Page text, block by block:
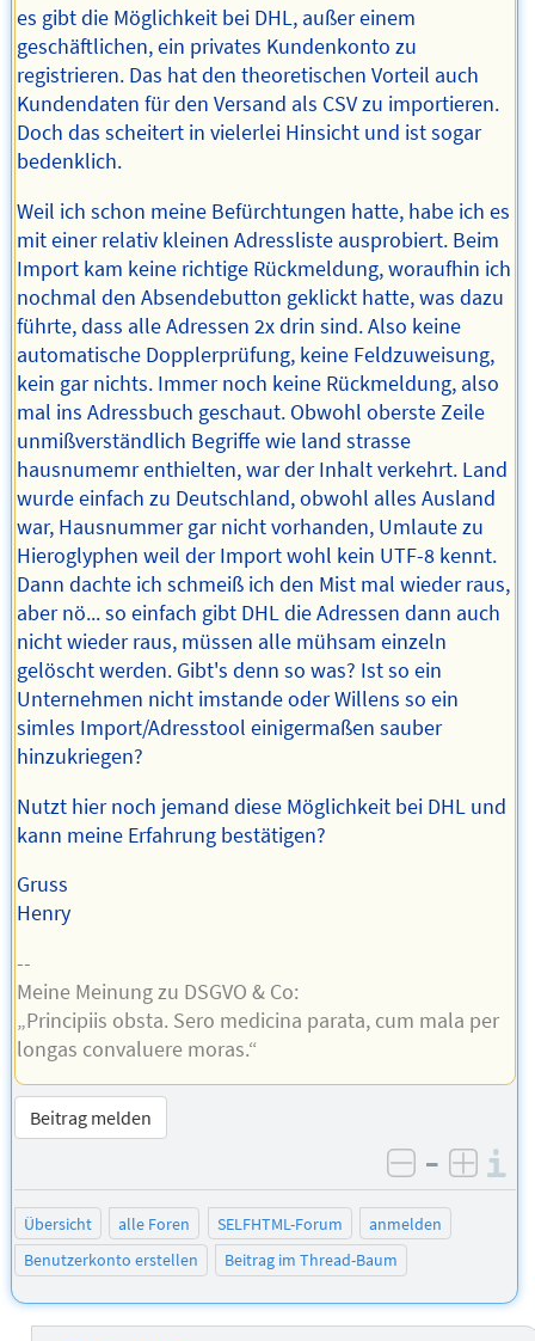
es gibt die Möglichkeit bei DHL, außer einem
geschäftlichen, ein privates Kundenkonto zu
registrieren. Das hat den theoretischen Vorteil auch
Kundendaten für den Versand als CSV zu importieren.
Doch das scheitert in vielerlei Hinsicht und ist sogar
bedenklich.
Weil ich schon meine Befürchtungen hatte, habe ich es
mit einer relativ kleinen Adressliste ausprobiert. Beim
Import kam keine richtige Rückmeldung, woraufhin ich
nochmal den Absendebutton geklickt hatte, was dazu
führte, dass alle Adressen 2x drin sind. Also keine
automatische Dopplerprüfung, keine Feldzuweisung,
kein gar nichts. Immer noch keine Rückmeldung, also
mal ins Adressbuch geschaut. Obwohl oberste Zeile
unmißverständlich Begriffe wie land strasse
hausnumemr enthielten, war der Inhalt verkehrt. Land
wurde einfach zu Deutschland, obwohl alles Ausland
war, Hausnummer gar nicht vorhanden, Umlaute zu
Hieroglyphen weil der Import wohl kein UTF-8 kennt.
Dann dachte ich schmeiß ich den Mist mal wieder raus,
aber nö... so einfach gibt DHL die Adressen dann auch
nicht wieder raus, müssen alle mühsam einzeln
gelöscht werden. Gibt's denn so was? Ist so ein
Unternehmen nicht imstande oder Willens so ein
simles Import/Adresstool einigermaßen sauber
hinzukriegen?
Nutzt hier noch jemand diese Möglichkeit bei DHL und
kann meine Erfahrung bestätigen?
Gruss
Henry
--
Meine Meinung zu DSGVO & Co:
„Principiis obsta. Sero medicina parata, cum mala per
longas convaluere moras.“
Beitrag melden
negativ
–
Übersicht alle Foren SELFHTML-Forum
anmelden
Benutzerkonto erstellen
Beitrag im Thread-Baum